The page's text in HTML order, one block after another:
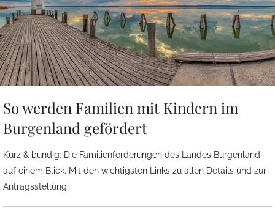
So werden Familien mit Kindern im
Burgenland gefördert
Kurz & bündig: Die Familienförderungen des Landes Burgenland
auf einem Blick. Mit den wichtigsten Links zu allen Details und zur
Antragsstellung.